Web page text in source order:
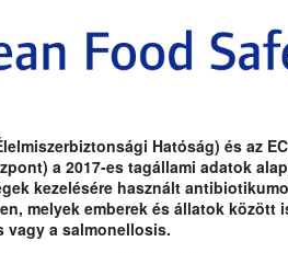
Hatóság) és az
a 2017-es tagállami adatok
kezelésére használt
melyek emberek és állatok között
vagy a salmonellosis.